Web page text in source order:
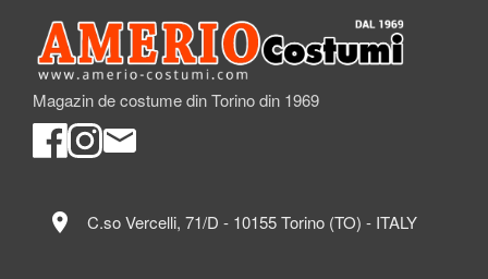
Magazin de costume din Torino din 1969
location_on C.so Vercelli, 71/D - 10155 Torino (TO) - ITALY